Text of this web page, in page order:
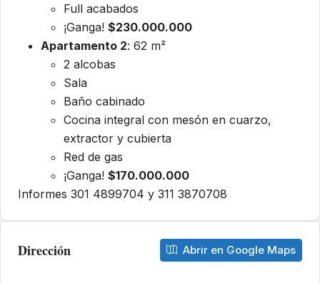
Full acabados
¡Ganga! $230.000.000
Apartamento 2: 62 m²
2 alcobas
Sala
Baño cabinado
Cocina integral con mesón en cuarzo,
extractor y cubierta
Red de gas
¡Ganga! $170.000.000
Informes 301 4899704 y 311 3870708
Dirección Abrir en Google Maps